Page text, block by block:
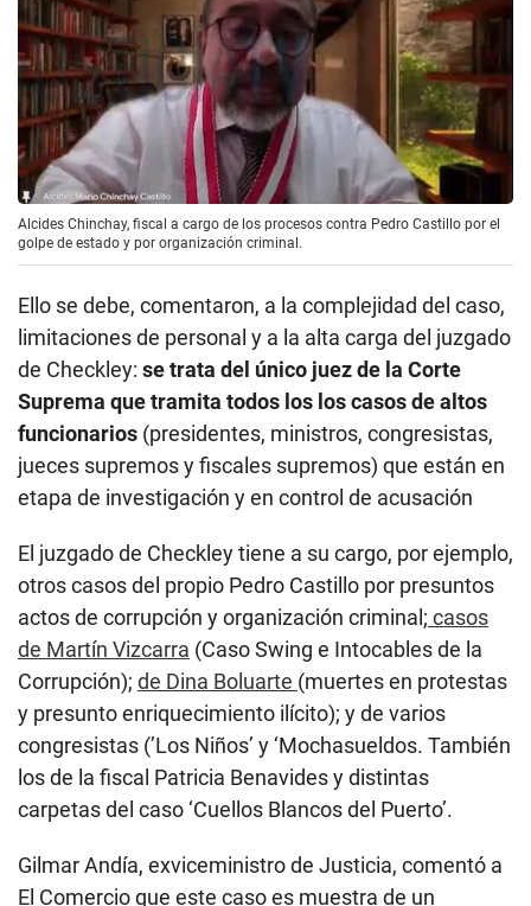
Alcides Chinchay, fiscal a cargo de los procesos contra Pedro Castillo por el
golpe de estado y por organización criminal.
Ello se debe, comentaron, a la complejidad del caso,
limitaciones de personal y a la alta carga del juzgado
de Checkley: se trata del único juez de la Corte
Suprema que tramita todos los los casos de altos
funcionarios (presidentes, ministros, congresistas,
jueces supremos y fiscales supremos) que están en
etapa de investigación y en control de acusación
El juzgado de Checkley tiene a su cargo, por ejemplo,
otros casos del propio Pedro Castillo por presuntos
actos de corrupción y organización criminal; casos
de Martín Vizcarra (Caso Swing e Intocables de la
Corrupción); de Dina Boluarte (muertes en protestas
y presunto enriquecimiento ilícito); y de varios
congresistas (’Los Niños’ y ‘Mochasueldos. También
los de la fiscal Patricia Benavides y distintas
carpetas del caso ‘Cuellos Blancos del Puerto’.
Gilmar Andía, exviceministro de Justicia, comentó a
El Comercio que este caso es muestra de un